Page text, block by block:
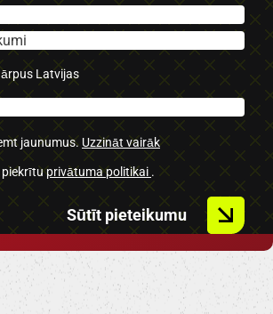
Latvijas
jaunumus. Uzzināt vairāk
piekrītu privātuma politikai .
Sūtīt pieteikumu